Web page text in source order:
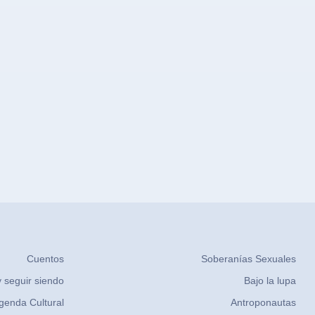
Cuentos
seguir siendo
Cultural
Soberanías Sexuales
Bajo la lupa
Antroponautas